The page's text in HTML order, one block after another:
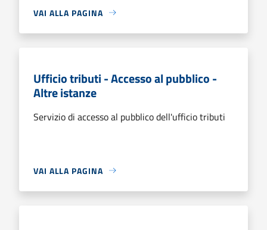
VAI ALLA PAGINA
Ufficio tributi - Accesso al pubblico -
Altre istanze
Servizio di accesso al pubblico dell'ufficio tributi
VAI ALLA PAGINA